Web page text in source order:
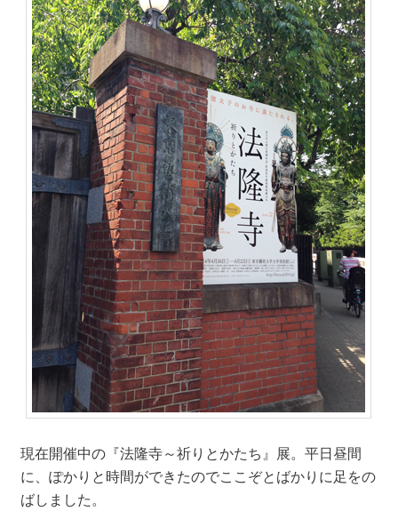
現在開催中の『法隆寺～祈りとかたち』展。平日昼間
に、ぽかりと時間ができたのでここぞとばかりに足をの
ばしました。